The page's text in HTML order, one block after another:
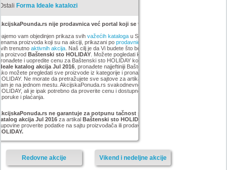
Forma Ideale katalozi
nije prodavnica već portal koji se trudi da uštedi vaš novac.
vam objedinjen prikaza svih važećih katalogau Srbiji, sa popustima i sniženim
proizvoda koji su na akciji, prikazani po prodavnicama
trenutno aktivnih akcija. Naš cilj je da Vi budete što bolje informisani o popustima i ceni
proizvod Baštenski sto HOLIDAY. Možete pogledati kompletan
i uopredite cenu za Baštenski sto HOLIDAY koji smo mi pronašli na akciji
katalog akcija Jul 2016, pronađete najjeftiniji Baštenski sto HOLIDAY u grupi . Vrlo
možete pregledati sve proizvode iz kategorije i pronaći najnižu cenu za Baštenski sto
Ne morate da pretražujete sve sajtove za artikal Baštenski sto HOLIDAY, sve
je na jednom mestu. AkcijskaPonuda.rs svakodnevno ažurira cene za Baštenski sto
ali je ipak potrebno da proverite cenu i dostupnost sa prodavcem, kao i načinu
i plaćanja.
ne garantuje za potpunu tačnost podataka iz akcije Forma Ideale
akcija Jul 2016za artikal Baštenski sto HOLIDAY
proverite podatke na sajtu proizvođača ili prodavnice za proizvod
Vikend i nedeljne akcije
Redovne akcije